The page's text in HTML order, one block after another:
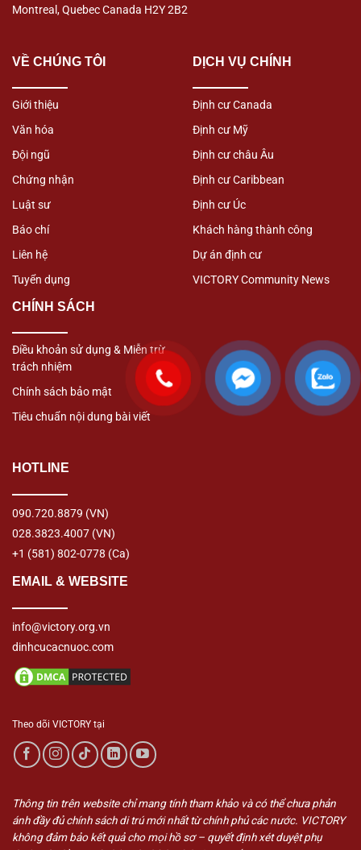
Montreal, Quebec Canada H2Y 2B2
VỀ CHÚNG TÔI
Giới thiệu
Văn hóa
Đội ngũ
Chứng nhận
Luật sư
Báo chí
Liên hệ
Tuyển dụng
CHÍNH SÁCH
Điều khoản sử dụng & Miễn trừ
trách nhiệm
Chính sách bảo mật
Tiêu chuẩn nội dung bài viết
DỊCH VỤ CHÍNH
Định cư Canada
Định cư Mỹ
Định cư châu Âu
Định cư Caribbean
Định cư Úc
Khách hàng thành công
Dự án định cư
VICTORY Community News
HOTLINE
090.720.8879 (VN)
028.3823.4007 (VN)
+1 (581) 802-0778 (Ca)
EMAIL & WEBSITE
info@victory.org.vn
dinhcucacnuoc.com
Theo dõi VICTORY tại
Thông tin trên website chỉ mang tính tham khảo và có thể chưa phản
ánh đầy đủ chính sách di trú mới nhất từ chính phủ các nước. VICTORY
không đảm bảo kết quả cho mọi hồ sơ – quyết định xét duyệt phụ